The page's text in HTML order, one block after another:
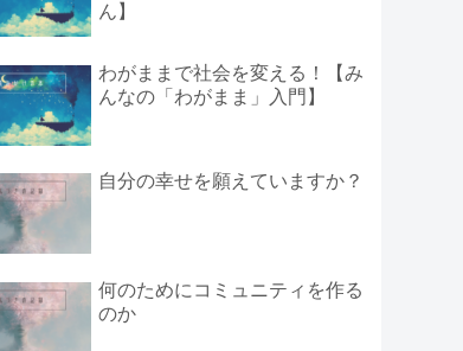
ん】
わがままで社会を変える！【み
んなの「わがまま」入門】
自分の幸せを願えていますか？
何のためにコミュニティを作る
のか